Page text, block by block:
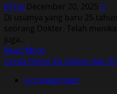
dan
Pohon
Besar
k71zv December 20, 2025 0
Di usianya yang baru 25
seorang Dokter. Telah
juga...
Read MoreRead
more
Cerita
Cerita Mistis Bu Dokter dan
Uncategorized